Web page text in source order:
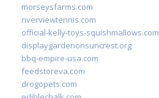
morseysfarms.com
riverviewtennis.com
official-kelly-toys-squishmallows.com
displaygardenonsuncrest.org
bbq-empire-usa.com
feedstoreva.com
drogopets.com